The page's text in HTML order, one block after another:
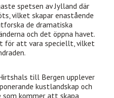
spetsen av Jylland där
vilket skapar enastående
de dramatiska
och det öppna havet.
för att vara speciellt, vilket
till Bergen upplever
kustlandskap och
som kommer att skapa